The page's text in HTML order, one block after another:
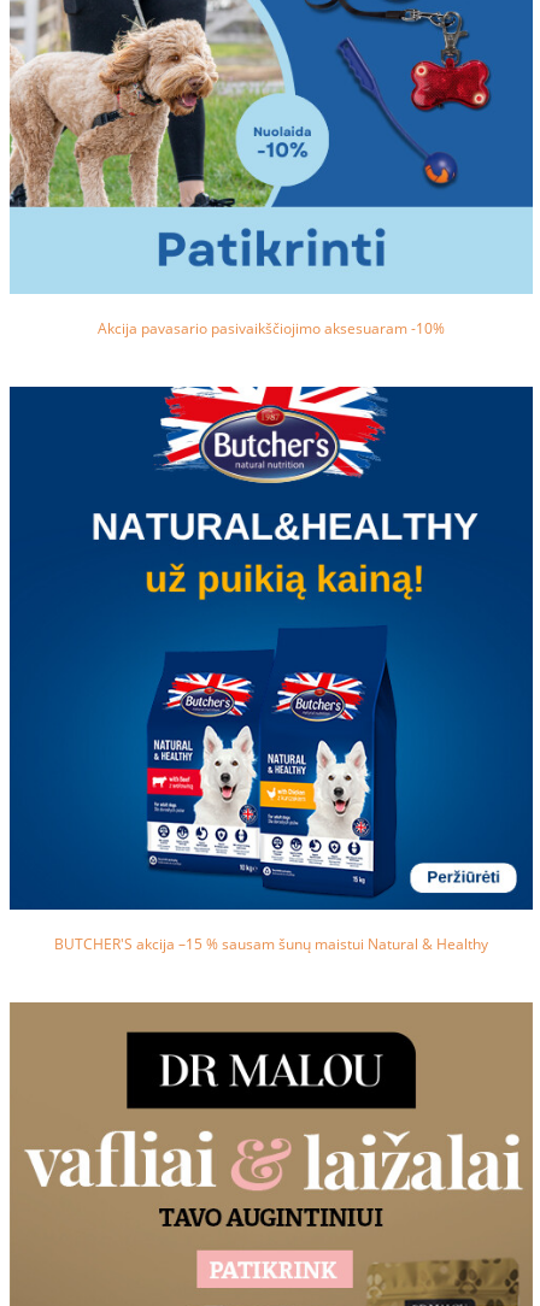
Akcija pavasario pasivaikščiojimo aksesuaram -10%
BUTCHER'S akcija –15 % sausam šunų maistui Natural & Healthy